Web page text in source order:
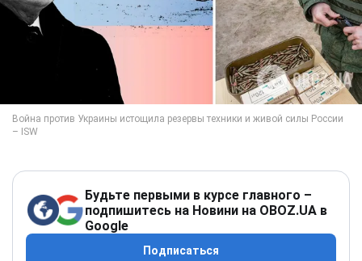
Будьте первыми в курсе главного –
подпишитесь на Новини на OBOZ.UA в
Google
Подписаться